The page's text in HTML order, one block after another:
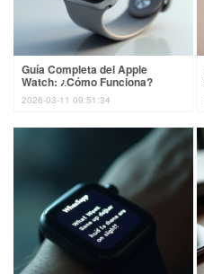
Guía Completa del Apple
Watch: ¿Cómo Funciona?
2026-03-11 09:51:34